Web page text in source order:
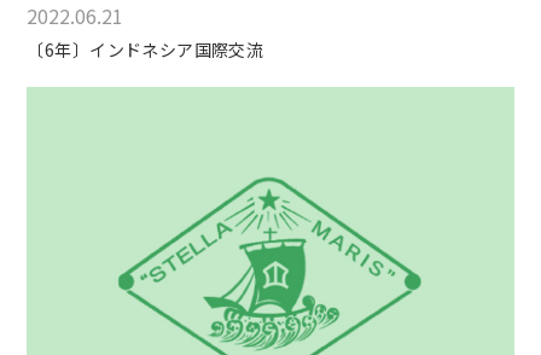
2022.06.21
〔6年〕インドネシア国際交流